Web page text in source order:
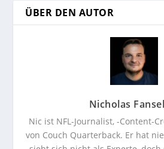
ÜBER DEN AUTOR
Nicholas
Nic ist NFL-Journalist, -Content-
von Couch Quarterback. Er hat